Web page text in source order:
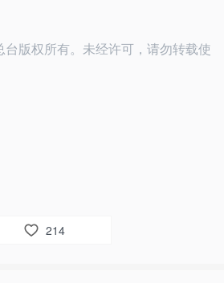
版权所有。未经许可，请勿转载使
214